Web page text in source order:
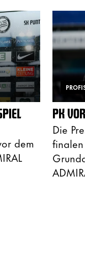
dem
PK
Die